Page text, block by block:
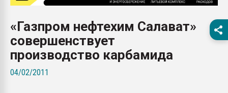
первый план в
28.07.2026
ситуацией на
Всё, что касается
«Газпром нефтехим Салават»
совершенствует
производство карбамида
04/02/2011